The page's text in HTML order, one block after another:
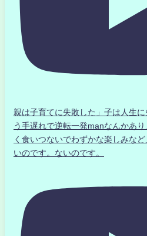
親は子育てに失敗した」子は人生
う手遅れで逆転一発manなんかあり
く食いつないでわずかな楽しみな
いのです。ないのです。